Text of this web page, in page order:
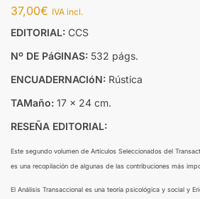
37,00€ IVA incl.
EDITORIAL: CCS
Nº DE PáGINAS: 532 págs.
ENCUADERNACIóN: Rústica
TAMaño: 17 x 24 cm.
RESEÑA EDITORIAL:
Este segundo volumen de Artículos Seleccionados del
es una recopilación de algunas de las contribuciones más
El Análisis Transaccional es una teoría psicológica y social y